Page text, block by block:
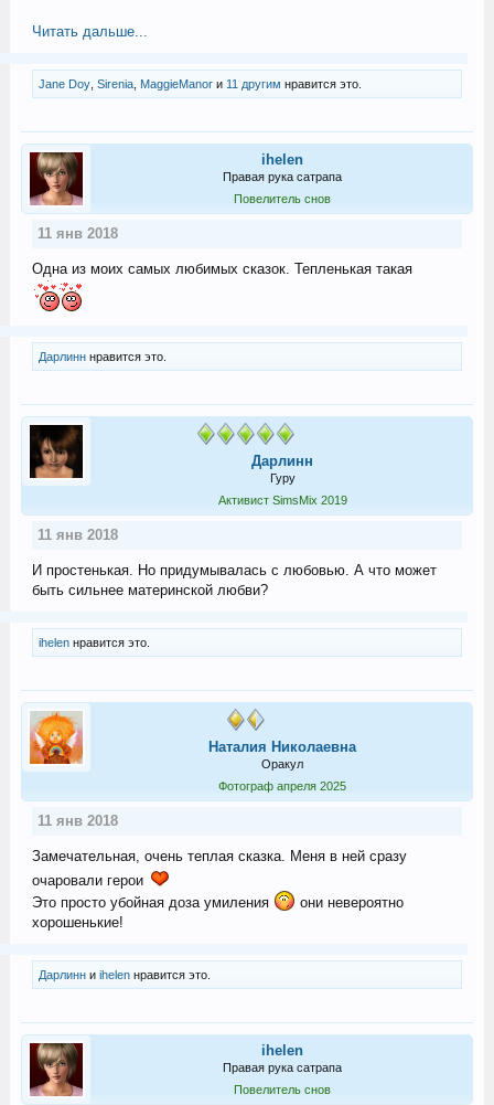
Читать дальше...
Jane Doу, Sirenia, MaggieManorи 11 другим нравится это.
ihelen
Правая рука сатрапа
Повелитель снов
11 янв 2018
Одна из моих самых любимых сказок. Тепленькая такая
Дарлинннравится это.
Дарлинн
Гуру
Активист SimsMix 2019
11 янв 2018
И простенькая. Но придумывалась с любовью. А что может
быть сильнее материнской любви?
ihelenнравится это.
Наталия Николаевна
Оракул
Фотограф апреля 2025
11 янв 2018
Замечательная, очень теплая сказка. Меня в ней сразу
очаровали герои
Это просто убойная доза умиления
они невероятно
хорошенькие!
Дарлинни ihelenнравится это.
ihelen
Правая рука сатрапа
Повелитель снов